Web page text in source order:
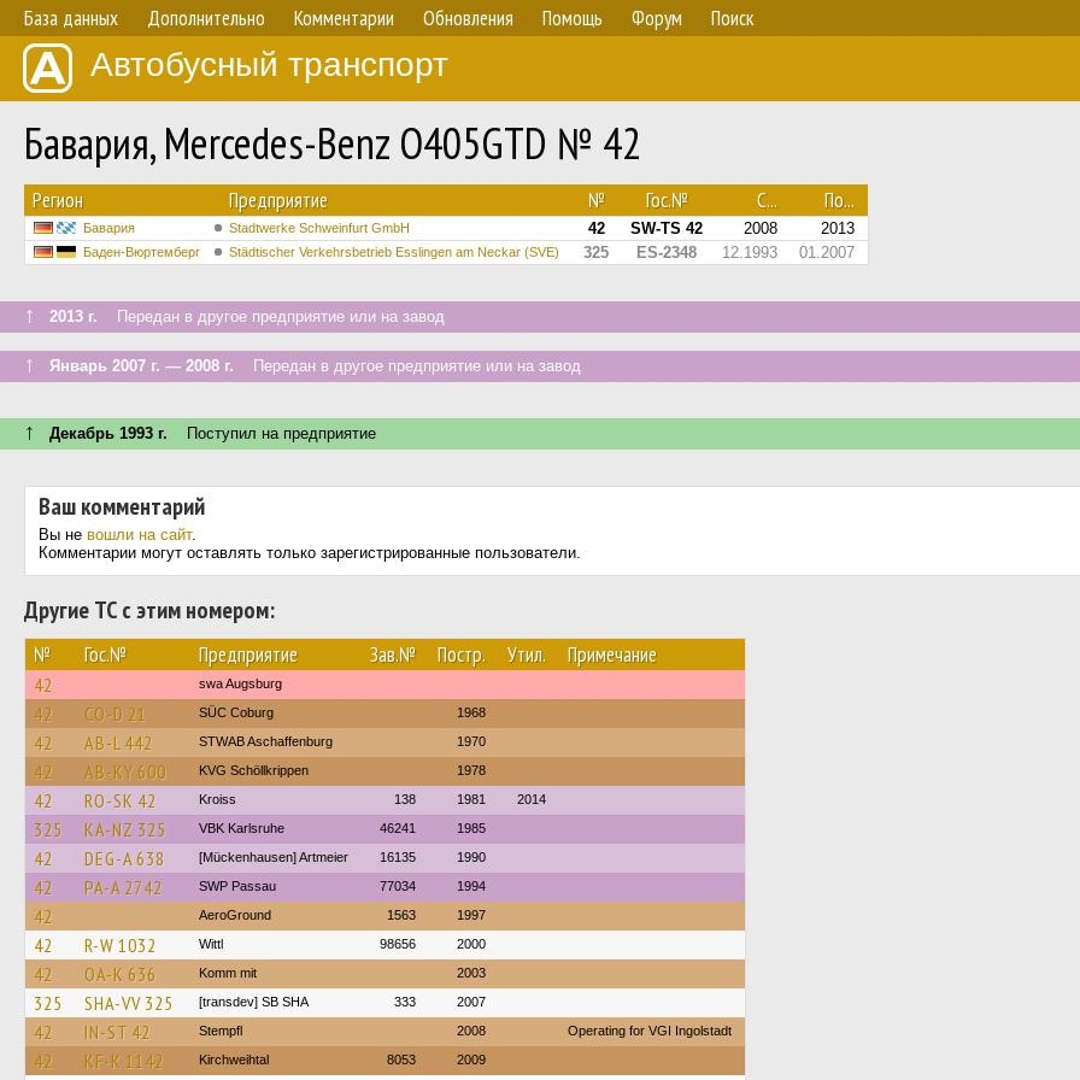
База данных Дополнительно Комментарии Обновления Помощь Форум Поиск
Автобусный транспорт
Бавария, Mercedes-Benz O405GTD № 42
Регион Предприятие № Гос.№ С... По...
Бавария Stadtwerke Schweinfurt GmbH 42 SW-TS 42 2008 2013
Баден-Вюртемберг Städtischer Verkehrsbetrieb Esslingen am Neckar (SVE) 325 ES-2348 12.1993 01.2007
↑ 2013 г. Передан в другое предприятие или на завод
↑ Январь 2007 г. — 2008 г. Передан в другое предприятие или на завод
↑ Декабрь 1993 г. Поступил на предприятие
Ваш комментарий
Вы не вошли на сайт.
Комментарии могут оставлять только зарегистрированные пользователи.
Другие ТС с этим номером:
№ Гос.№ Предприятие Зав.№ Постр. Утил. Примечание
42 swa Augsburg
42 CO-D 21 SÜC Coburg 1968
42 AB-L 442 STWAB Aschaffenburg 1970
42 AB-KY 600 KVG Schöllkrippen 1978
42 RO-SK 42 Kroiss 138 1981 2014
325 KA-NZ 325 VBK Karlsruhe 46241 1985
42 DEG-A 638 [Mückenhausen] Artmeier 16135 1990
42 PA-A 2742 SWP Passau 77034 1994
42 AeroGround 1563 1997
42 R-W 1032 Wittl 98656 2000
42 OA-K 636 Komm mit 2003
325 SHA-VV 325 [transdev] SB SHA 333 2007
42 IN-ST 42 Stempfl 2008 Operating for VGI Ingolstadt
42 KF-K 1142 Kirchweihtal 8053 2009